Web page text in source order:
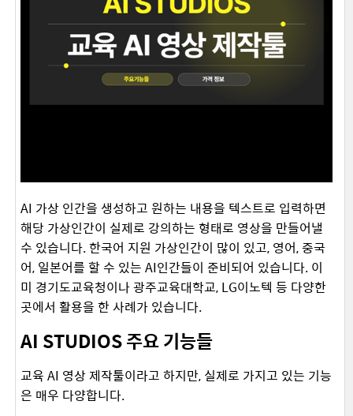
AI 가상 인간을 생성하고 원하는 내용을 텍스트로 입력하면
해당 가상인간이 실제로 강의하는 형태로 영상을 만들어낼
수 있습니다. 한국어 지원 가상인간이 많이 있고, 영어, 중국
어, 일본어를 할 수 있는 AI인간들이 준비되어 있습니다. 이
미 경기도교육청이나 광주교육대학교, LG이노텍 등 다양한
곳에서 활용을 한 사례가 있습니다.
AI STUDIOS 주요 기능들
교육 AI 영상 제작툴이라고 하지만, 실제로 가지고 있는 기능
은 매우 다양합니다.